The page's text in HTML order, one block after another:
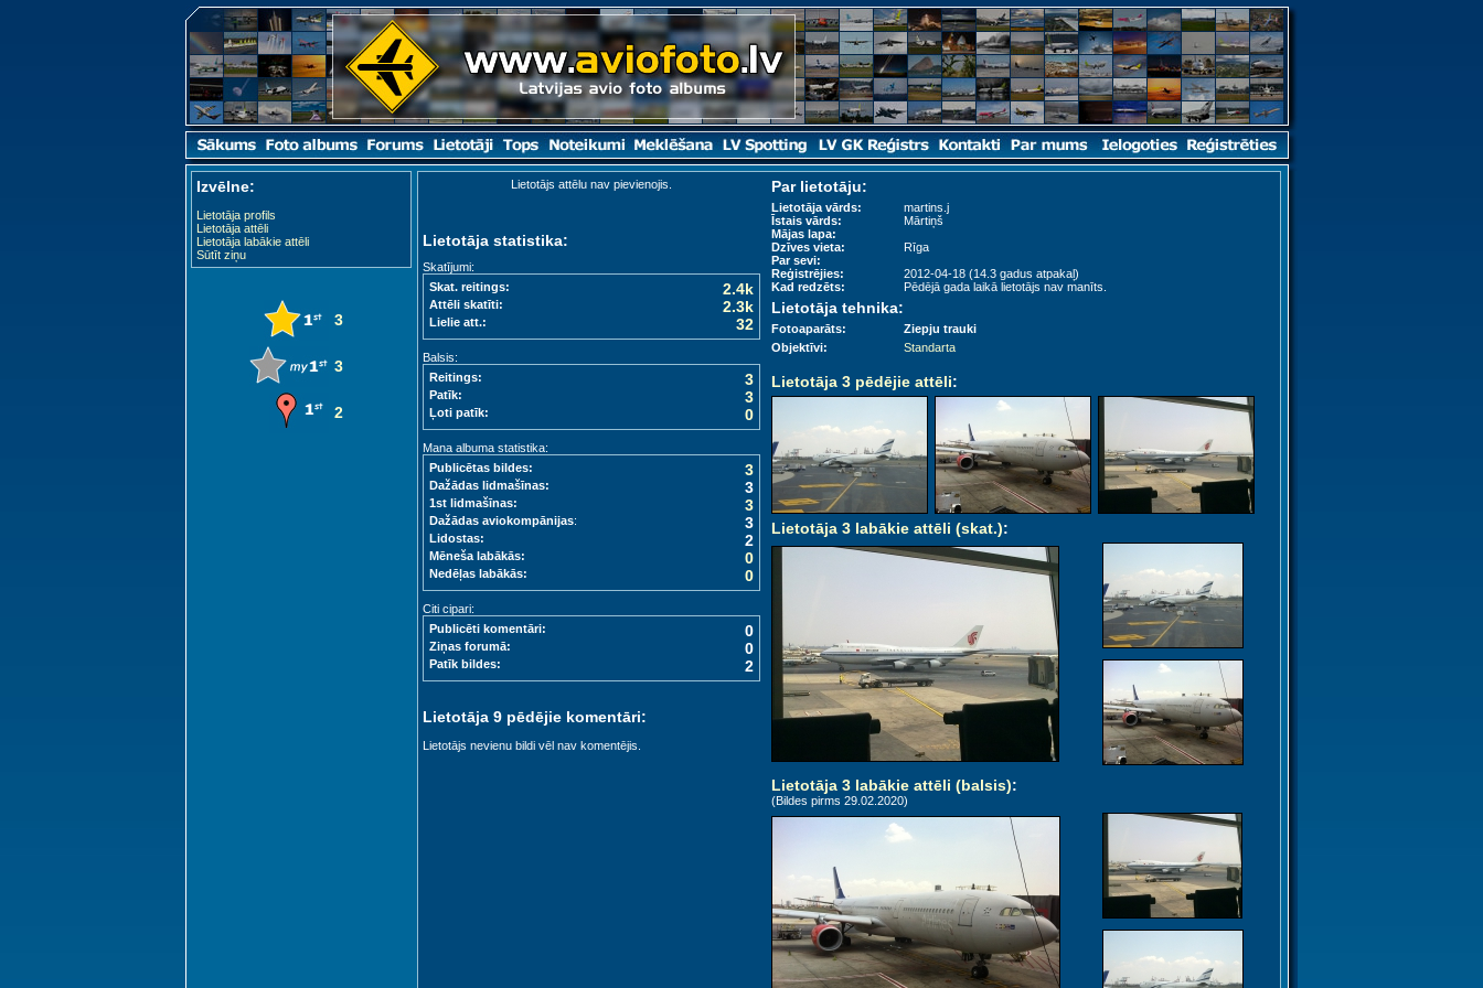
Izvēlne:
Lietotāja profils
Lietotāja attēli
Lietotāja labākie attēli
Sūtīt ziņu
3
3
2
Lietotājs attēlu nav pievienojis. Par lietotāju:
Lietotāja vārds:
martins.j
Īstais vārds:
Mārtiņš
Mājas lapa:
Dzīves vieta:
Rīga
Par sevi:
Reģistrējies:
2012-04-18 (14.3 gadus atpakaļ)
Kad redzēts:
Pēdējā gada laikā lietotājs nav manīts.
Lietotāja tehnika:
Fotoaparāts:
Ziepju trauki
Objektīvi:
Standarta
Lietotāja 3 pēdējie attēli:
Lietotāja 3 labākie attēli (skat.):
Lietotāja 3 labākie attēli (balsis):
(Bildes pirms 29.02.2020)
Lietotāja statistika:
Skatījumi:
Skat. reitings:
2.4k
Attēli skatīti: 2.3k
Lielie att.: 32
Balsis:
Reitings:
3
Patīk: 3
Ļoti patīk: 0
Mana albuma statistika:
Publicētas bildes:
3
Dažādas lidmašīnas: 3
1st lidmašīnas: 3
Dažādas aviokompānijas: 3
Lidostas: 2
Mēneša labākās: 0
Nedēļas labākās: 0
Citi cipari:
Publicēti komentāri:
0
Ziņas forumā: 0
Patīk bildes: 2
Lietotāja 9 pēdējie komentāri:
Lietotājs nevienu bildi vēl nav komentējis.